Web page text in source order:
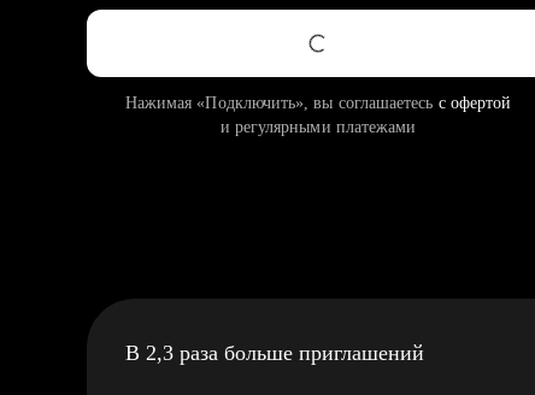
Нажимая «Подключить», вы соглашаетесь с офертой
и регулярными платежами
В 2,3 раза больше приглашений